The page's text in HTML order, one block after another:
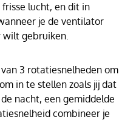
lucht, en dit in
je de ventilator
wilt gebruiken.
3 rotatiesnelheden om
in te stellen zoals jij dat
nacht, een gemiddelde
combineer je